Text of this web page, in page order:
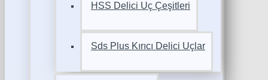
HSS Delici Uç Çeşitleri
Sds Plus Kırıcı Delici Uçlar